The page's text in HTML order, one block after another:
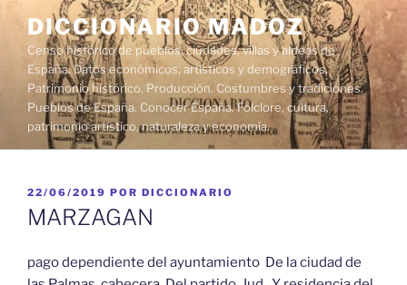
contenido
DICCIONARIO MADOZ
Censo histórico de pueblos, ciudades, villas y aldeas de
España. Datos económicos, artísticos y demográficos.
Patrimonio histórico. Producción. Costumbres y tradiciones.
Pueblos de España. Conocer España. Folclore, cultura,
patrimonio artístico, naturaleza y economía.
PUBLICADO
EL
22/06/2019 POR DICCIONARIO
MARZAGAN
pago dependiente del ayuntamiento De la ciudad de